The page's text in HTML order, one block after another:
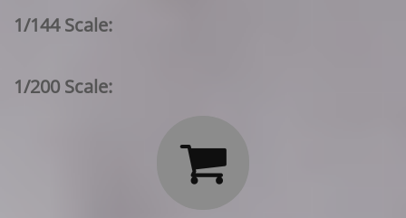
1/144 Scale:
1/200 Scale:
